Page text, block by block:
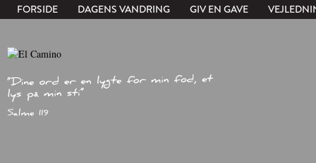
FORSIDE DAGENS VANDRING GIV EN GAVE